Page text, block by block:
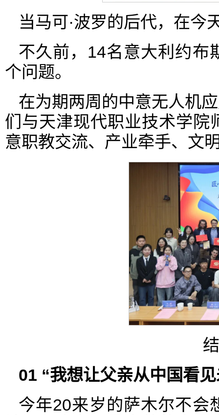
当马可·波罗的后代，在今
不久前，14名意大利约布
个问题。
在为期两周的中意无人机
们与天津现代职业技术学院
意职教交流、产业牵手、文
01 “我想让父亲从中国看
今年20来岁的萨木尔不会